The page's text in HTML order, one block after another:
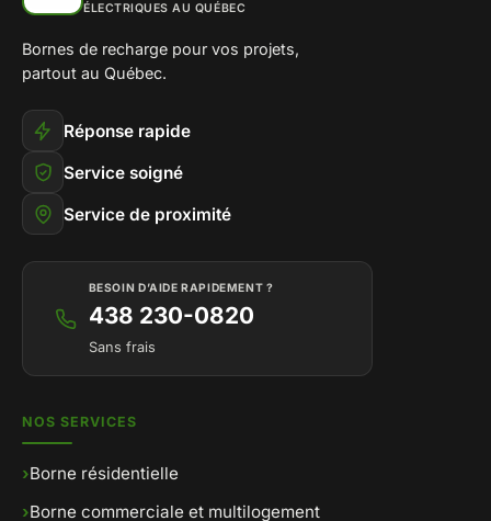
ÉLECTRIQUES AU QUÉBEC
Bornes de recharge pour vos projets,
partout au Québec.
Réponse rapide
Service soigné
Service de proximité
BESOIN D’AIDE RAPIDEMENT ?
438 230-0820
Sans frais
NOS SERVICES
›Borne résidentielle
›Borne commerciale et multilogement